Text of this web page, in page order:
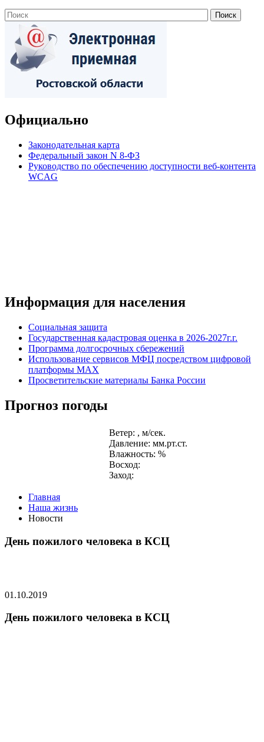
Официально
Законодательная карта
Федеральный закон N 8-ФЗ
Руководство по обеспечению доступности веб-контента
WCAG
Информация для населения
Социальная защита
Государственная кадастровая оценка в 2026-2027г.г.
Программа долгосрочных сбережений
Использование сервисов МФЦ посредством цифровой
платформы MAX
Просветительские материалы Банка России
Прогноз погоды
Ветер: , м/сек.
Давление: мм.рт.ст.
Влажность: %
Восход:
Заход:
Главная
Наша жизнь
Новости
День пожилого человека в КСЦ
01.10.2019
День пожилого человека в КСЦ